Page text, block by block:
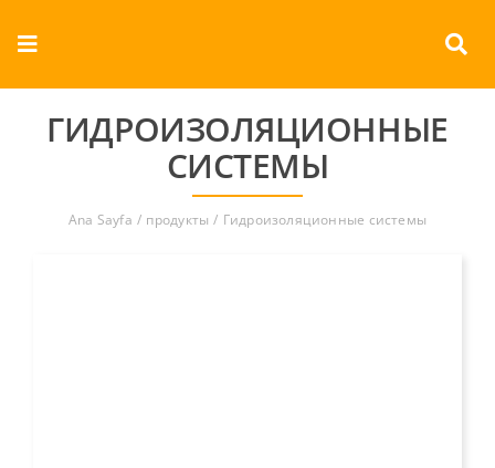
Toggle
Navigation
О КОМПАНИИ
ГИДРОИЗОЛЯЦИОННЫЕ
СИСТЕМЫ
Ana Sayfa продукты Гидроизоляционные системы